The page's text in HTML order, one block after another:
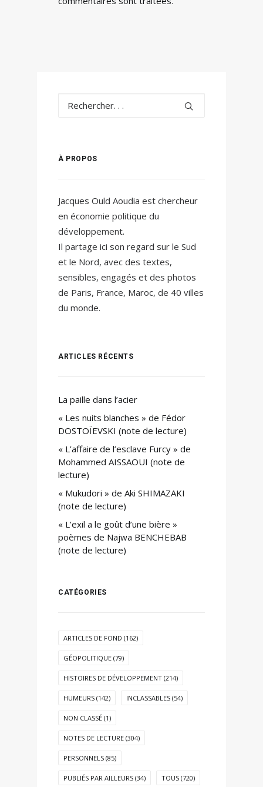
À PROPOS
Jacques Ould Aoudia est chercheur
en économie politique du
développement.
Il partage ici son regard sur le Sud
et le Nord, avec des textes,
sensibles, engagés et des photos
de Paris, France, Maroc, de 40 villes
du monde.
ARTICLES RÉCENTS
La paille dans l’acier
« Les nuits blanches » de Fédor
DOSTOÏEVSKI (note de lecture)
« L’affaire de l’esclave Furcy » de
Mohammed AISSAOUI (note de
lecture)
« Mukudori » de Aki SHIMAZAKI
(note de lecture)
« L’exil a le goût d’une bière »
poèmes de Najwa BENCHEBAB
(note de lecture)
CATÉGORIES
ARTICLES DE FOND (162)
GÉOPOLITIQUE (79)
HISTOIRES DE DÉVELOPPEMENT (214)
HUMEURS (142) INCLASSABLES (54)
NON CLASSÉ (1)
NOTES DE LECTURE (304)
PERSONNELS (85)
PUBLIÉS PAR AILLEURS (34) TOUS (720)